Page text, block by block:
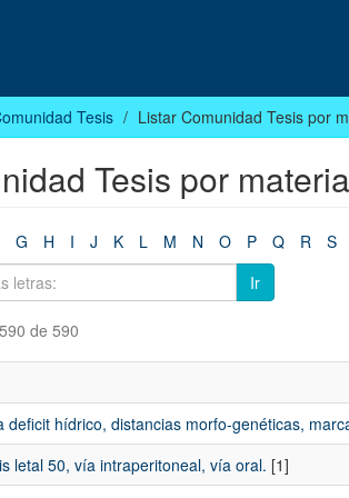
Tesis Listar Comunidad Tesis por
Tesis por materia
G H I J K L M N O P Q R S
Ir
de 590
deficit hídrico, distancias morfo-genéticas,
letal 50, vía intraperitoneal, vía oral. [1]